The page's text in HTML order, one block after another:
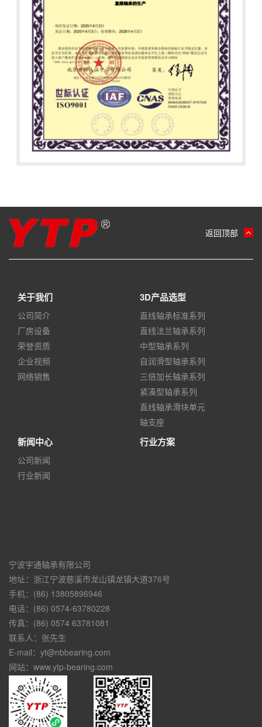
返回顶部
关于我们
公司简介
厂房设备
荣誉资质
企业视频
网络销售
3D产品选型
直线轴承标准系列
直线法兰轴承系列
中型轴承系列
自润滑型轴承系列
三倍加长轴承系列
紧凑型轴承系列
直线轴承滑块单元
轴支座
新闻中心
公司新闻
行业新闻
行业方案
宁波宇通轴承有限公司
地址：浙江宁波慈溪市龙山镇龙镇大道376号
手机：(86) 13805896946
电话：(86) 0574-63780228
传真：(86) 0574 63781081
联系人：张先生
E-mail：yt@nbbearing.com
网站：www.ytp-bearing.com